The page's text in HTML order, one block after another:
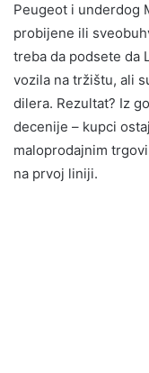
Peugeot i underdog
probijene ili
treba da podsete da
vozila na tržištu, ali
dilera. Rezultat? Iz
decenije – kupci
maloprodajnim
na prvoj liniji.